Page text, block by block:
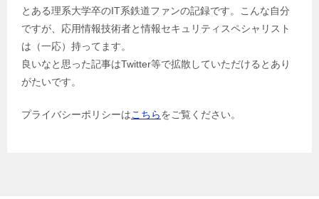
とある理系大学卒のIT系鉄道ファンの記録です。こんな自分
ですが、応用情報技術者と情報セキュリティスペシャリスト
は（一応）持ってます。
良いなと思った記事はTwitter等で拡散していただけるとあり
がたいです。
プライバシーポリシーはこちらをご覧ください。